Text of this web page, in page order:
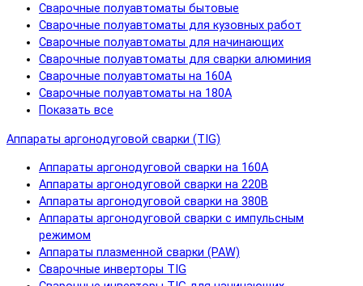
Сварочные полуавтоматы бытовые
Сварочные полуавтоматы для кузовных работ
Сварочные полуавтоматы для начинающих
Сварочные полуавтоматы для сварки алюминия
Сварочные полуавтоматы на 160А
Сварочные полуавтоматы на 180А
Показать все
Аппараты аргонодуговой сварки (TIG)
Аппараты аргонодуговой сварки на 160А
Аппараты аргонодуговой сварки на 220В
Аппараты аргонодуговой сварки на 380В
Аппараты аргонодуговой сварки с импульсным
режимом
Аппараты плазменной сварки (PAW)
Сварочные инверторы TIG